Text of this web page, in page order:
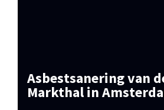
Asbestsanering van
Markthal in